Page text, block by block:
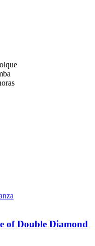
of Double Diamond